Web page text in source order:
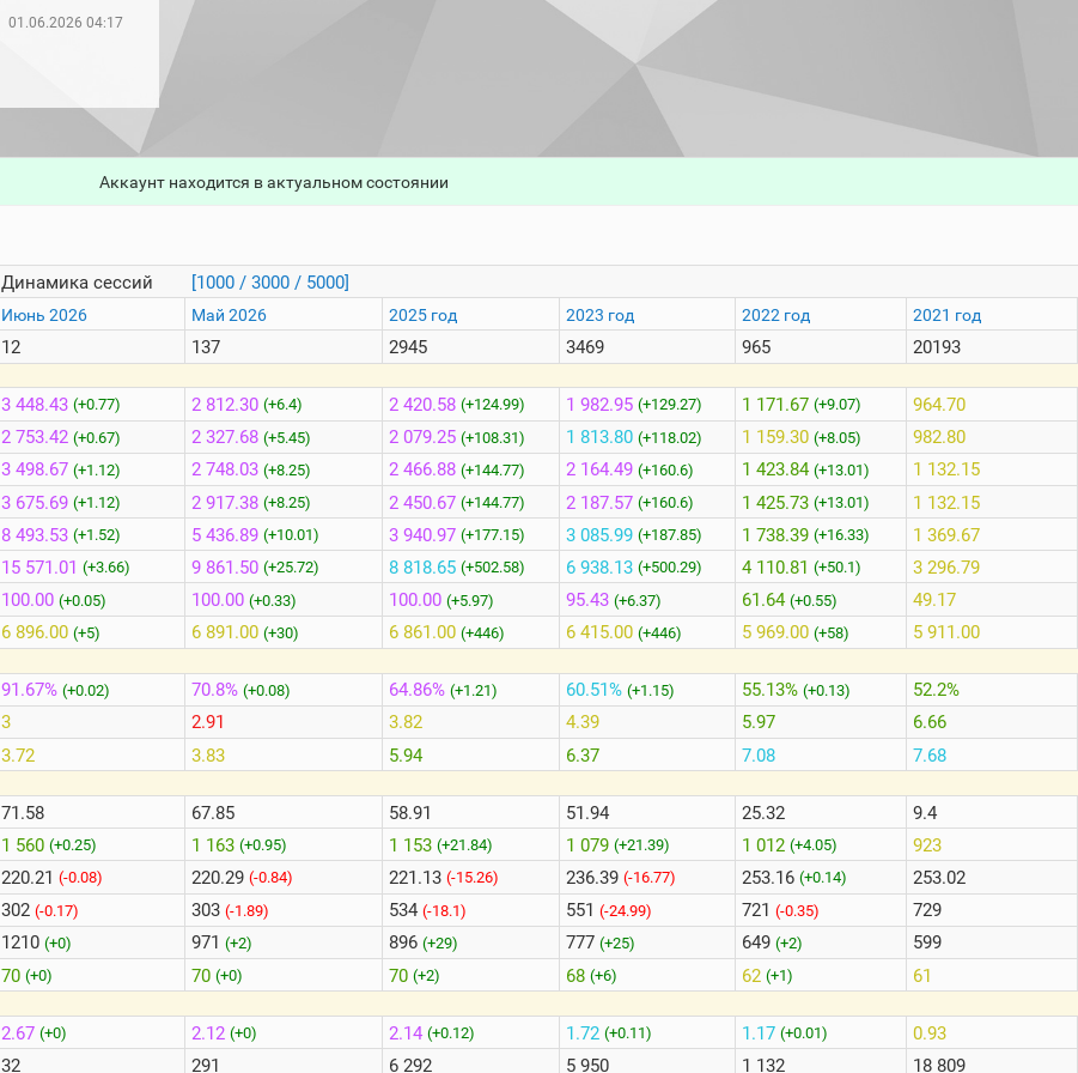
01.06.2026 04:17
Аккаунт находится в актуальном состоянии
Динамика сессий
Июнь 2026
12
3 448.43 (+0.77)
2 753.42 (+0.67)
3 498.67 (+1.12)
3 675.69 (+1.12)
8 493.53 (+1.52)
15 571.01 (+3.66)
100.00 (+0.05)
6 896.00 (+5)
91.67% (+0.02)
3
3.72
71.58
1 560 (+0.25)
220.21 (-0.08)
302 (-0.17)
1210 (+0)
70 (+0)
2.67 (+0)
32
[1000 / 3000 / 5000]
Май 2026
137
2 812.30 (+6.4)
2 327.68 (+5.45)
2 748.03 (+8.25)
2 917.38 (+8.25)
5 436.89 (+10.01)
9 861.50 (+25.72)
100.00 (+0.33)
6 891.00 (+30)
70.8%(+0.08)
2.91
3.83
67.85
1 163(+0.95)
220.29(-0.84)
303(-1.89)
971(+2)
70(+0)
2.12(+0)
291
2025 год
2945
2 420.58 (+124.99)
2 079.25 (+108.31)
2 466.88 (+144.77)
2 450.67 (+144.77)
3 940.97 (+177.15)
8 818.65 (+502.58)
100.00 (+5.97)
6 861.00 (+446)
64.86% (+1.21)
3.82
5.94
58.91
1 153 (+21.84)
221.13 (-15.26)
534 (-18.1)
896 (+29)
70 (+2)
2.14 (+0.12)
6 292
2023 год
3469
1 982.95 (+129.27)
1 813.80 (+118.02)
2 164.49 (+160.6)
2 187.57 (+160.6)
3 085.99 (+187.85)
6 938.13 (+500.29)
95.43 (+6.37)
6 415.00 (+446)
60.51% (+1.15)
4.39
6.37
51.94
1 079 (+21.39)
236.39 (-16.77)
551 (-24.99)
777 (+25)
68 (+6)
1.72 (+0.11)
5 950
2022 год
965
1 171.67 (+9.07)
1 159.30 (+8.05)
1 423.84 (+13.01)
1 425.73 (+13.01)
1 738.39 (+16.33)
4 110.81 (+50.1)
61.64 (+0.55)
5 969.00 (+58)
55.13%(+0.13)
5.97
7.08
25.32
1 012(+4.05)
253.16(+0.14)
721(-0.35)
649(+2)
62(+1)
1.17(+0.01)
1 132
2021 год
20193
964.70
982.80
1 132.15
1 132.15
1 369.67
3 296.79
49.17
5 911.00
52.2%
6.66
7.68
9.4
923
253.02
729
599
61
0.93
18 809